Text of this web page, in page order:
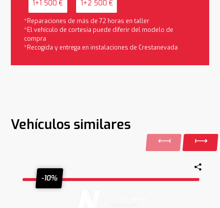
1+1 500 € 1+2 500 €
*Reparaciones de más de 72 horas en taller
*El vehículo de cortesía puede diferir del modelo de
compra
*Recogida y entrega en instalaciones de Crestanevada
Vehículos similares
-10%